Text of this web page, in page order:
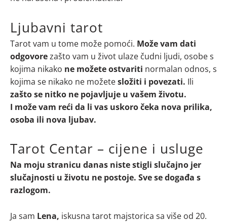
Ljubavni tarot
Tarot vam u tome može pomoći. Može vam dati
odgovorezašto vam u život ulaze čudni ljudi, osobe s
kojima nikako ne možete ostvariti normalan odnos, s
kojima se nikako ne možetesložiti i povezati. Ili
zašto se nitko ne pojavljuje u vašem životu.
I može vam reći da li vas uskoro čeka nova prilika,
osoba ili nova ljubav.
Tarot Centar – cijene i usluge
Na moju stranicu danas niste stigli slučajno jer
slučajnosti u životu ne postoje. Sve se događa s
razlogom.
Ja sam Lena, iskusna tarot majstorica sa više od 20.